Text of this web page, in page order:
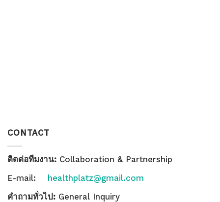
CONTACT
ติดต่อทีมงาน: Collaboration & Partnership
E-mail: healthplatz@gmail.com
คำถามทั่วไป: General Inquiry